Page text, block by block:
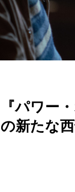
『パワー
の新たな